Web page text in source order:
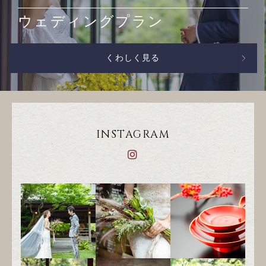
ウェディングプラン
くわしく見る
INSTAGRAM